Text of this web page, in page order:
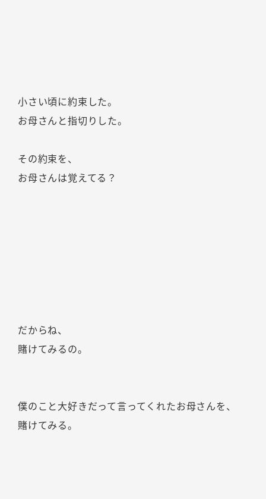
小さい頃に約束した。
お母さんと指切りした。
その約束を、
お母さんは覚えてる？
だからね、
賭けてみるの。
僕のこと大好きだって言ってくれたお母さんを、
賭けてみる。